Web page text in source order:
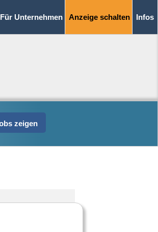
Für Unternehmen Anzeige schalten Infos